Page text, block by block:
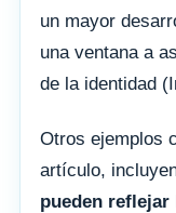
un mayor
una ventana a
de la identidad
Otros ejemplos
artículo,
pueden reflejar